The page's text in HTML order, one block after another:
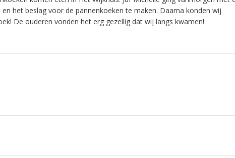
het beslag voor de pannenkoeken te maken. Daarna konden wij
De ouderen vonden het erg gezellig dat wij langs kwamen!